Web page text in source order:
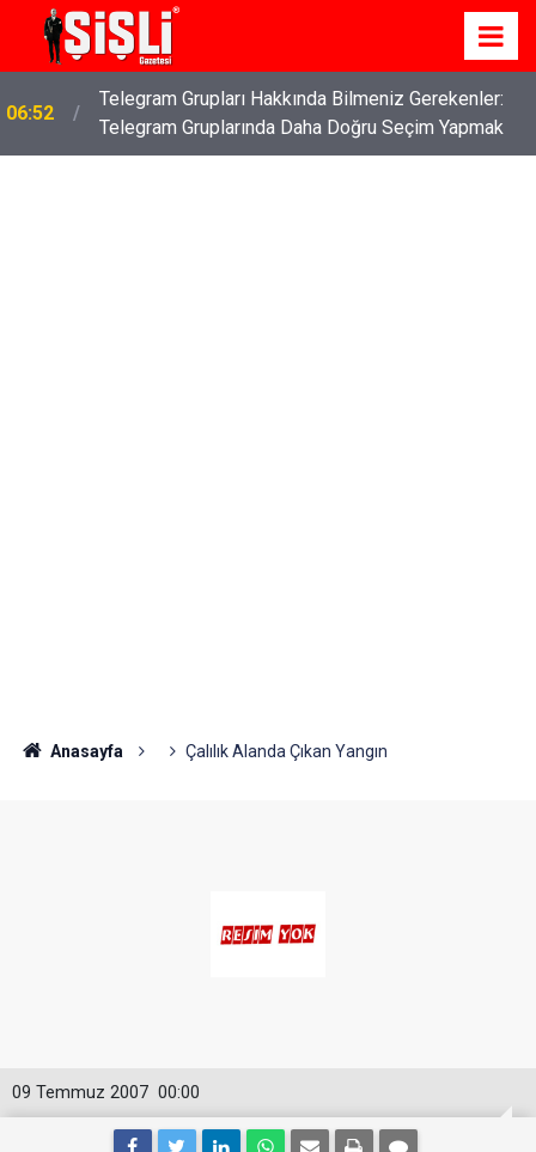
06:52
Telegram Grupları Hakkında Bilmeniz Gerekenler:
Telegram Gruplarında Daha Doğru Seçim Yapmak
Anasayfa Çalılık Alanda Çıkan Yangın
00:00
09 Temmuz 2007